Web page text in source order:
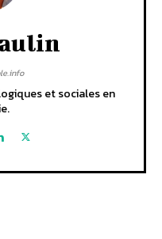
et sociales en